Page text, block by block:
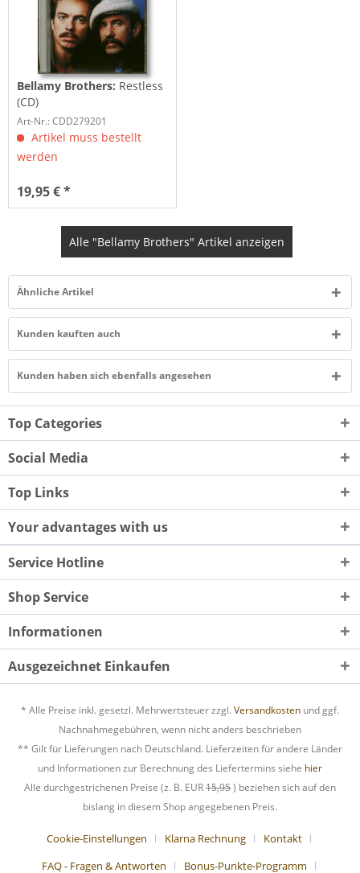
Bellamy Brothers: Restless
(CD)
Art-Nr.: CDD279201
Artikel muss bestellt
werden
19,95 € *
Alle "Bellamy Brothers" Artikel anzeigen
Ähnliche Artikel
Kunden kauften auch
Kunden haben sich ebenfalls angesehen
Top Categories
Social Media
Top Links
Your advantages with us
Service Hotline
Shop Service
Informationen
Ausgezeichnet Einkaufen
* Alle Preise inkl. gesetzl. Mehrwertsteuer zzgl. Versandkosten und ggf.
Nachnahmegebühren, wenn nicht anders beschrieben
** Gilt für Lieferungen nach Deutschland. Lieferzeiten für andere Länder
und Informationen zur Berechnung des Liefertermins siehe hier
Alle durchgestrichenen Preise (z. B. EUR15,95) beziehen sich auf den
bislang in diesem Shop angegebenen Preis.
Cookie-Einstellungen Klarna Rechnung
Kontakt
FAQ - Fragen & Antworten
Bonus-Punkte-Programm